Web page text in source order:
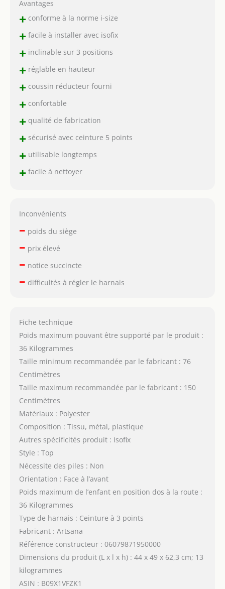
Avantages
+conforme à la norme i-size
+facile à installer avec isofix
+inclinable sur 3 positions
+réglable en hauteur
+coussin réducteur fourni
+confortable
+qualité de fabrication
+sécurisé avec ceinture 5 points
+utilisable longtemps
+facile à nettoyer
Inconvénients
– poids du siège
– prix élevé
– notice succincte
– difficultés à régler le harnais
Fiche technique
Poids maximum pouvant être supporté par le produit :
36 Kilogrammes
Taille minimum recommandée par le fabricant : 76
Centimètres
Taille maximum recommandée par le fabricant : 150
Centimètres
Matériaux : Polyester
Composition : Tissu, métal, plastique
Autres spécificités produit : Isofix
Style : Top
Nécessite des piles : Non
Orientation : Face à l’avant
Poids maximum de l’enfant en position dos à la route :
36 Kilogrammes
Type de harnais : Ceinture à 3 points
Fabricant : Artsana
Référence constructeur : 06079871950000
Dimensions du produit (L x l x h) : 44 x 49 x 62,3 cm; 13
kilogrammes
ASIN : B09X1VFZK1